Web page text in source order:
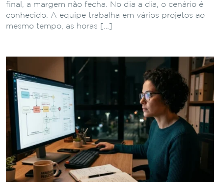
final, a margem não fecha. No dia a dia, o cenário é
conhecido. A equipe trabalha em vários projetos ao
mesmo tempo, as horas […]